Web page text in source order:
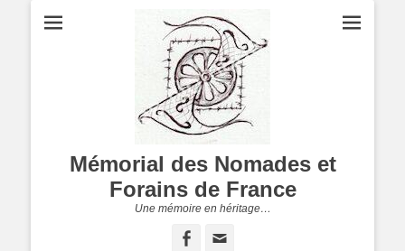
Mémorial des Nomades et
Forains de France
Une mémoire en héritage…
Facebook